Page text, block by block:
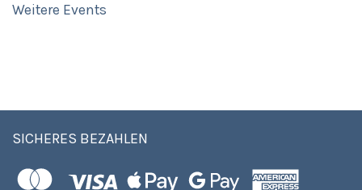
Weitere Events
SICHERES BEZAHLEN